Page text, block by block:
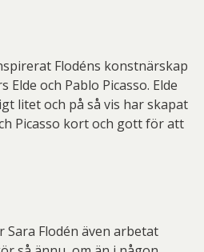
Flodéns konstnärskap
Elde och Pablo Picasso. Elde
litet och på så vis har skapat
Picasso kort och gott för att
Sara Flodén även arbetat